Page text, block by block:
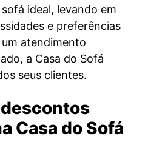
ideal, levando em
e preferências
atendimento
a Casa do Sofá
seus clientes.
Casa do Sofá